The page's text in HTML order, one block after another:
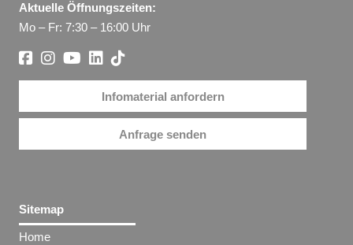
Aktuelle Öffnungszeiten:
Mo – Fr: 7:30 – 16:00 Uhr
Infomaterial anfordern
Anfrage senden
Sitemap
Home